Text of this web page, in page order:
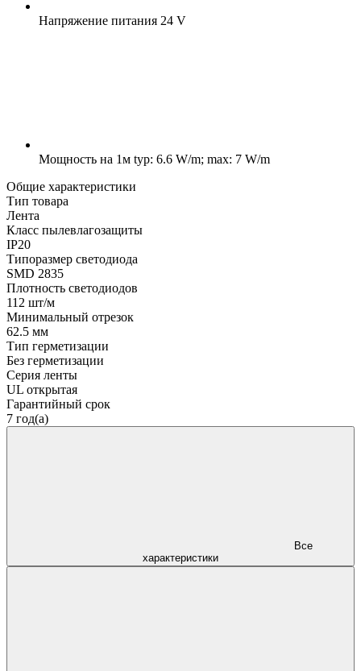
Напряжение питания 24 V
Мощность на 1м typ: 6.6 W/m; max: 7 W/m
Общие характеристики
Тип товара
Лента
Класс пылевлагозащиты
IP20
Типоразмер светодиода
SMD 2835
Плотность светодиодов
112 шт/м
Минимальный отрезок
62.5 мм
Тип герметизации
Без герметизации
Серия ленты
UL открытая
Гарантийный срок
7 год(а)
характеристики